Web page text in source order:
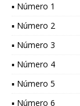
▪ Número 1
▪ Número 2
▪ Número 3
▪ Número 4
▪ Número 5
▪ Número 6